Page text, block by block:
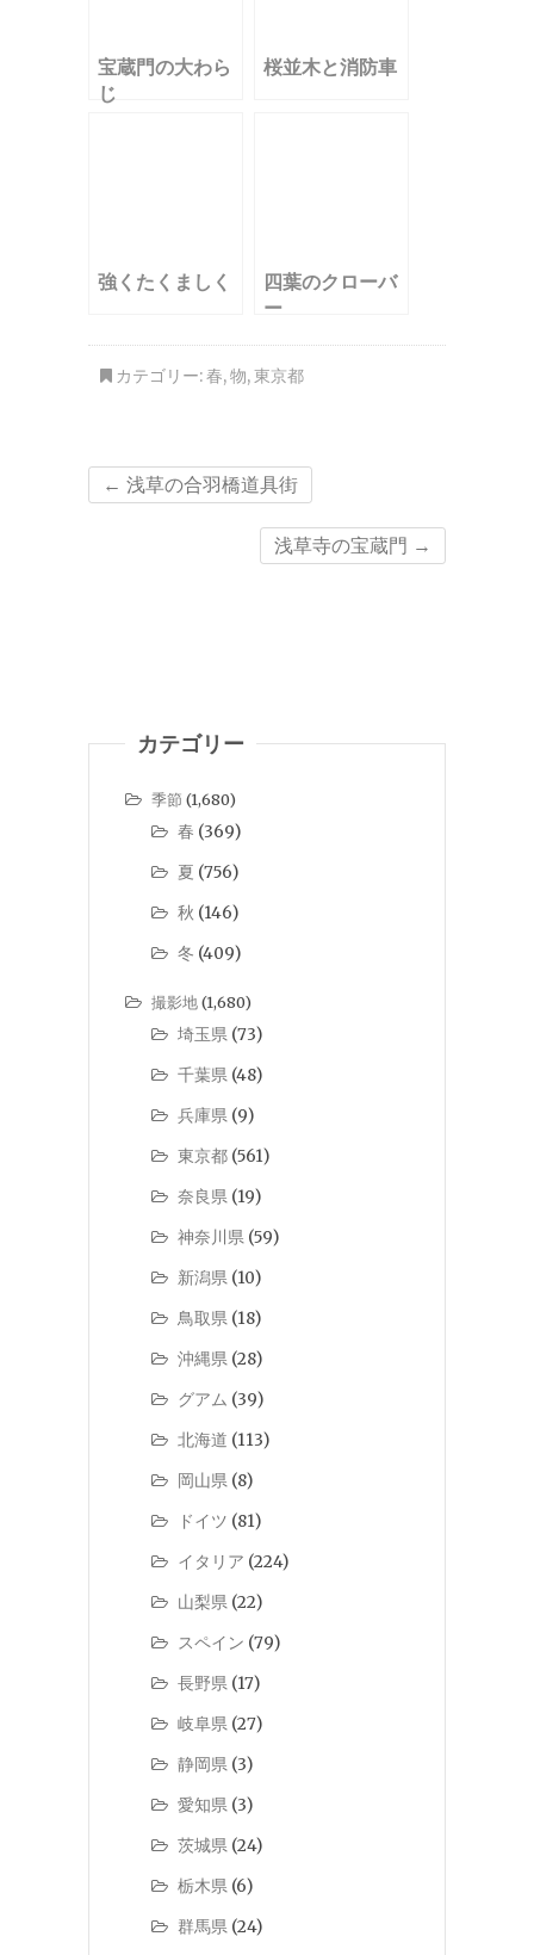
宝蔵門の大わら
じ
桜並木と消防車
強くたくましく
四葉のクローバ
ー
カテゴリー:春,物,東京都
← 浅草の合羽橋道具街
浅草寺の宝蔵門 →
カテゴリー
季節 (1,680)
春 (369)
夏 (756)
秋 (146)
冬 (409)
撮影地(1,680)
埼玉県 (73)
千葉県 (48)
兵庫県 (9)
東京都 (561)
奈良県 (19)
神奈川県 (59)
新潟県 (10)
鳥取県 (18)
沖縄県 (28)
グアム (39)
北海道 (113)
岡山県 (8)
ドイツ (81)
イタリア (224)
山梨県 (22)
スペイン (79)
長野県 (17)
岐阜県 (27)
静岡県 (3)
愛知県 (3)
茨城県 (24)
栃木県 (6)
群馬県 (24)